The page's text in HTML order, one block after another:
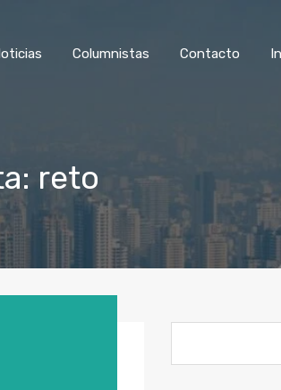
Columnistas Contacto
reto